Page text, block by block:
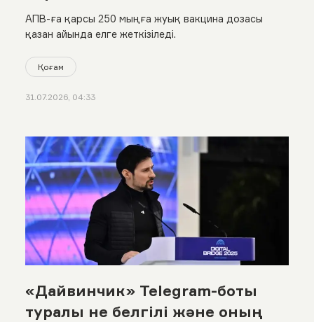
АПВ-ға қарсы 250 мыңға жуық вакцина дозасы
қазан айында елге жеткізіледі.
Қоғам
31.07.2026, 04:33
«Дайвинчик» Telegram-боты
туралы не белгілі және оның